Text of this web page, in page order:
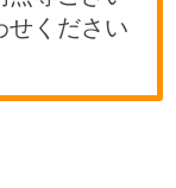
せください